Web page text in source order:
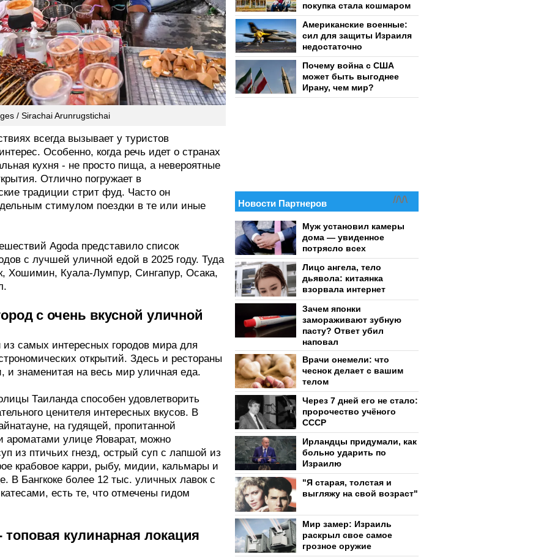
/ Sirachai Arunrugstichai
всегда вызывает у туристов
Особенно, когда речь идет о странах
кухня - не просто пища, а невероятные
Отлично погружает в
традиции стрит фуд. Часто он
стимулом поездки в те или иные
Agoda представило список
с лучшей уличной едой в 2025 году. Туда
Хошимин, Куала-Лумпур, Сингапур, Осака,
с очень вкусной уличной
из самых интересных городов мира для
открытий. Здесь и рестораны
и знаменитая на весь мир уличная еда.
Таиланда способен удовлетворить
ценителя интересных вкусов. В
на гудящей, пропитанной
ароматами улице Яоварат, можно
из птичьих гнезд, острый суп с лапшой из
крабовое карри, рыбу, мидии, кальмары и
В Бангкоке более 12 тыс. уличных лавок с
есть те, что отмечены гидом
кулинарная локация
покупка стала кошмаром
Американские военные:
сил для защиты Израиля
недостаточно
Почему война с США
может быть выгоднее
Ирану, чем мир?